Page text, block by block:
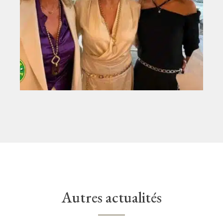
Autres actualités